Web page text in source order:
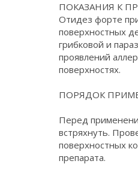
ПОКАЗАНИЯ К
Отидез форте
поверхностных
грибковой и
проявлений
поверхностях.
ПОРЯДОК
Перед
встряхнуть.
поверхностных
препарата.